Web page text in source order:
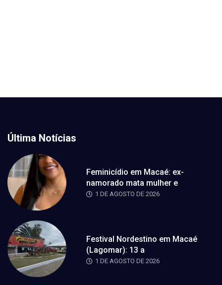
Última Notícias
Feminicídio em Macaé: ex-
namorado mata mulher e
1 DE AGOSTO DE 2026
Festival Nordestino em Macaé
(Lagomar): 13 a
1 DE AGOSTO DE 2026